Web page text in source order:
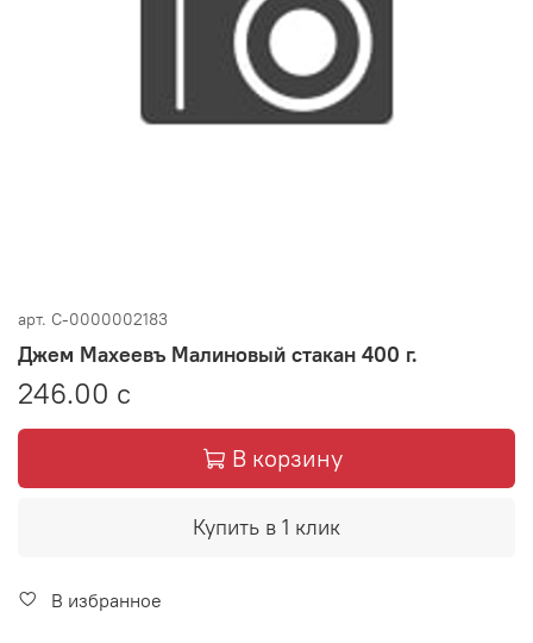
арт. C-0000002183
Джем Махеевъ Малиновый стакан 400 г.
246.00 с
В корзину
Купить в 1 клик
В избранное